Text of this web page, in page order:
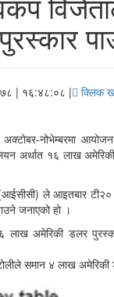
| १६:४८:०८ | क्लिक
नोभेम्बरमा
अर्थात १६ लाख
(आईसीसी) ले आइतबार टी२०
जनाएको हो ।
लाख अमेरिकी डलर
समान ४ लाख